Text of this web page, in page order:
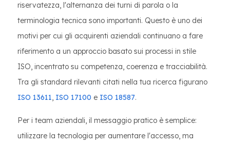
riservatezza, l'alternanza dei turni di parola o la
terminologia tecnica sono importanti. Questo è uno dei
motivi per cui gli acquirenti aziendali continuano a fare
riferimento a un approccio basato sui processi in stile
ISO, incentrato su competenza, coerenza e tracciabilità.
Tra gli standard rilevanti citati nella tua ricerca figurano
ISO 13611, ISO 17100 e ISO 18587.
Per i team aziendali, il messaggio pratico è semplice:
utilizzare la tecnologia per aumentare l'accesso, ma